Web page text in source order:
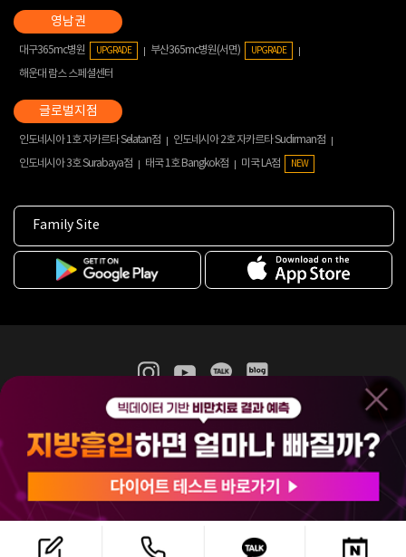
대구365mc병원 UPGRADE 부산365mc병원(서면) UPGRADE
해운대 람스 스페셜센터
인도네시아 1호 자카르타 Selatan점
인도네시아 2호 자카르타 Sudirman점
인도네시아 3호 Surabaya점
태국 1호 Bangkok점 미국 LA점 NEW
Family Site
365mc 병·의원 이용약관
홈페이지 이용약관
비급여진료수가
(주)365mcㅣ서울특별시 서초구 서초대로52길 7, 3~4층(서초동, 제일빌딩)
120-87-04354ㅣ김남철
COPYRIGHT(C) 2025 365mc. ALL RIGHTS RESERVED.